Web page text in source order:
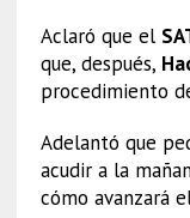
Aclaró que el
que, después,
procedimiento
Adelantó que
acudir a la
cómo avanzará